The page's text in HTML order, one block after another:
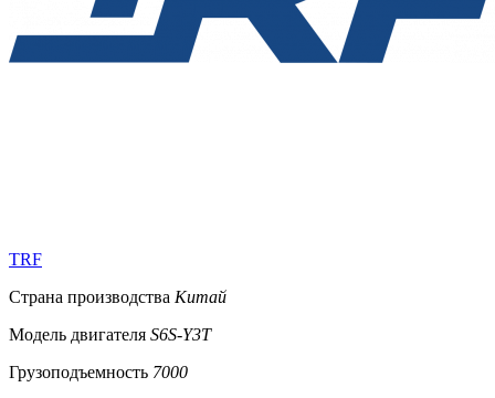
TRF
Страна производства Китай
Модель двигателя S6S-Y3T
Грузоподъемность 7000